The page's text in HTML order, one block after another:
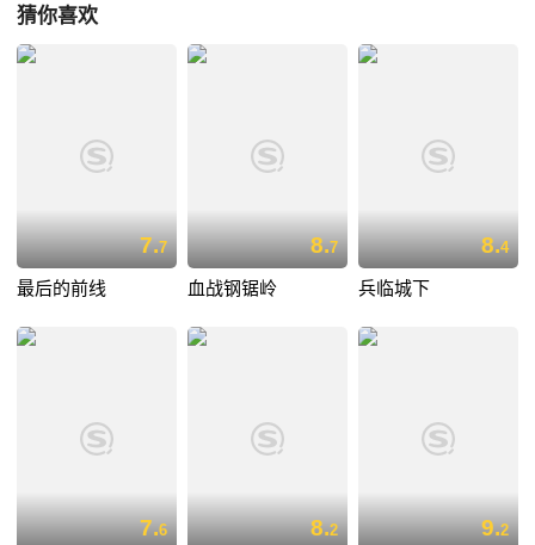
猜你喜欢
7.7
最后的前线
8.7
血战钢锯岭
8.4
兵临城下
7.6 8.2 9.2